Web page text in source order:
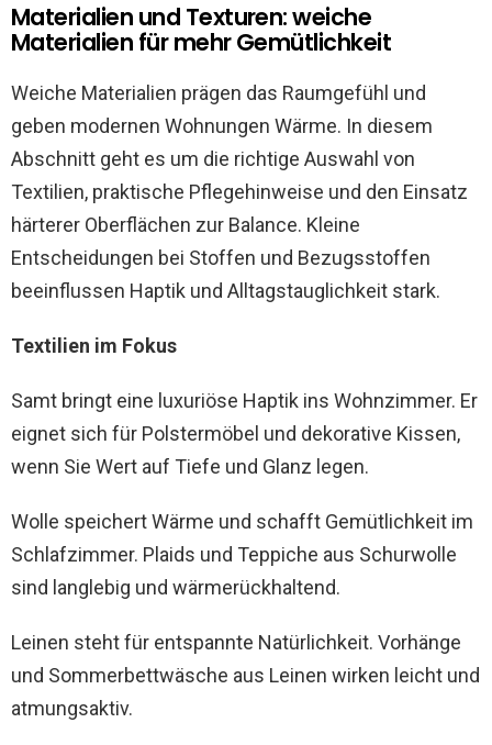
Materialien und Texturen: weiche
Materialien für mehr Gemütlichkeit
Weiche Materialien prägen das Raumgefühl und
geben modernen Wohnungen Wärme. In diesem
Abschnitt geht es um die richtige Auswahl von
Textilien, praktische Pflegehinweise und den Einsatz
härterer Oberflächen zur Balance. Kleine
Entscheidungen bei Stoffen und Bezugsstoffen
beeinflussen Haptik und Alltagstauglichkeit stark.
Textilien im Fokus
Samt bringt eine luxuriöse Haptik ins Wohnzimmer. Er
eignet sich für Polstermöbel und dekorative Kissen,
wenn Sie Wert auf Tiefe und Glanz legen.
Wolle speichert Wärme und schafft Gemütlichkeit im
Schlafzimmer. Plaids und Teppiche aus Schurwolle
sind langlebig und wärmerückhaltend.
Leinen steht für entspannte Natürlichkeit. Vorhänge
und Sommerbettwäsche aus Leinen wirken leicht und
atmungsaktiv.